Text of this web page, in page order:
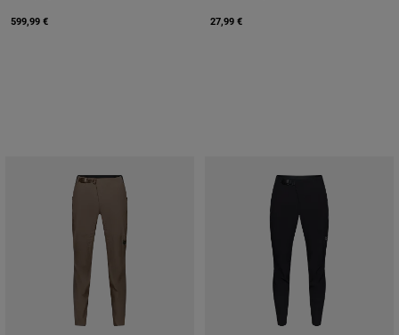
599,99 € 27,99 €